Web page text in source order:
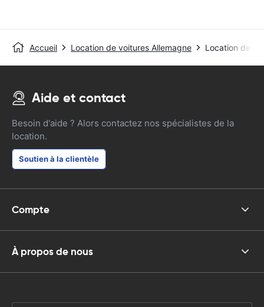
Accueil Location de voitures Allemagne Location de
Aide et contact
Besoin d'aide ? Alors contactez nos spécialistes de la
location.
Soutien à la clientèle
Compte
À propos de nous